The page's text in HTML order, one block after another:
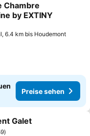
hinzufügen
Chambre
by EXTINY
6.4 km bis Houdemont
Preise sehen
hinzufügen
Galet